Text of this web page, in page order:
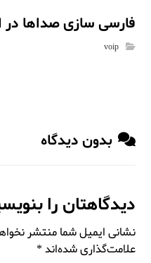
فارسی سازی صداها در
voip
بدون دیدگاه
دیدگاهتان را
نشانی ایمیل شما منتشر
علامت‌گذاری شده‌اند *